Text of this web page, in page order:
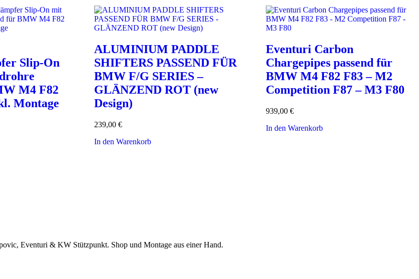
Slip-On
M4 F82
Montage
ALUMINIUM PADDLE
SHIFTERS PASSEND FÜR
BMW F/G SERIES –
GLÄNZEND ROT (new
Design)
239,00 €
In den Warenkorb
Eventuri Carbon
Chargepipes passend für
BMW M4 F82 F83 – M2
Competition F87 – M3 F80
939,00 €
In den Warenkorb
Eventuri & KW Stützpunkt. Shop und Montage aus einer Hand.